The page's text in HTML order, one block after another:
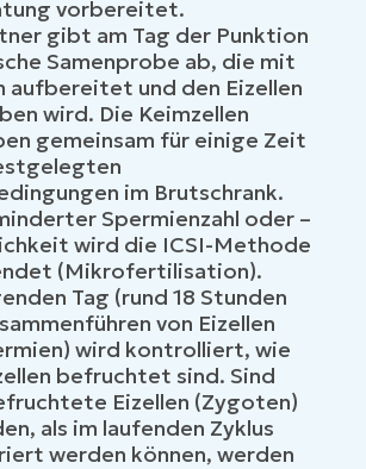
vorbereitet.
gibt am Tag der Punktion
Samenprobe ab, die mit
aufbereitet und den Eizellen
wird. Die Keimzellen
gemeinsam für einige Zeit
im Brutschrank.
Spermienzahl oder –
wird die ICSI-Methode
(Mikrofertilisation).
Tag (rund 18 Stunden
von Eizellen
wird kontrolliert, wie
befruchtet sind. Sind
Eizellen (Zygoten)
als im laufenden Zyklus
werden können, werden